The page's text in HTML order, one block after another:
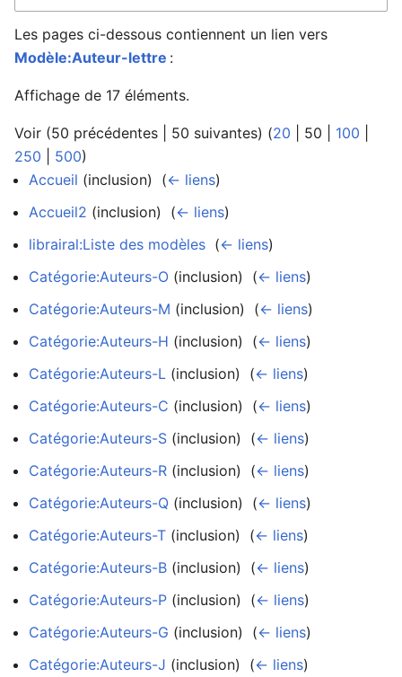
Les pages ci-dessous contiennent un lien vers
Modèle:Auteur-lettre :
Affichage de 17 éléments.
Voir (50 précédentes 50 suivantes) (20 50 100
250
500)
Accueil (inclusion) ‎ (← liens)
Accueil2 (inclusion) ‎ (← liens)
librairal:Liste des modèles (← liens)
Catégorie:Auteurs-O (inclusion) ‎ (← liens)
Catégorie:Auteurs-M (inclusion) ‎ (← liens)
Catégorie:Auteurs-H (inclusion) ‎ (← liens)
Catégorie:Auteurs-L (inclusion) ‎ (← liens)
Catégorie:Auteurs-C (inclusion) ‎ (← liens)
Catégorie:Auteurs-S (inclusion) ‎ (← liens)
Catégorie:Auteurs-R (inclusion) ‎ (← liens)
Catégorie:Auteurs-Q (inclusion) ‎ (← liens)
Catégorie:Auteurs-T (inclusion) ‎ (← liens)
Catégorie:Auteurs-B (inclusion) ‎ (← liens)
Catégorie:Auteurs-P (inclusion) ‎ (← liens)
Catégorie:Auteurs-G (inclusion) ‎ (← liens)
Catégorie:Auteurs-J (inclusion) ‎ (← liens)